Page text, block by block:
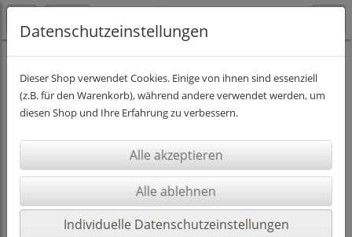
DIGISTAMPS INKL. PAPIER
Datenschutzeinstellungen
Dieser Shop verwendet Cookies. Einige von ihnen sind essenziell
(z.B. für den Warenkorb), während andere verwendet werden, um
diesen Shop und Ihre Erfahrung zu verbessern.
Individuelle Datenschutzeinstellungen